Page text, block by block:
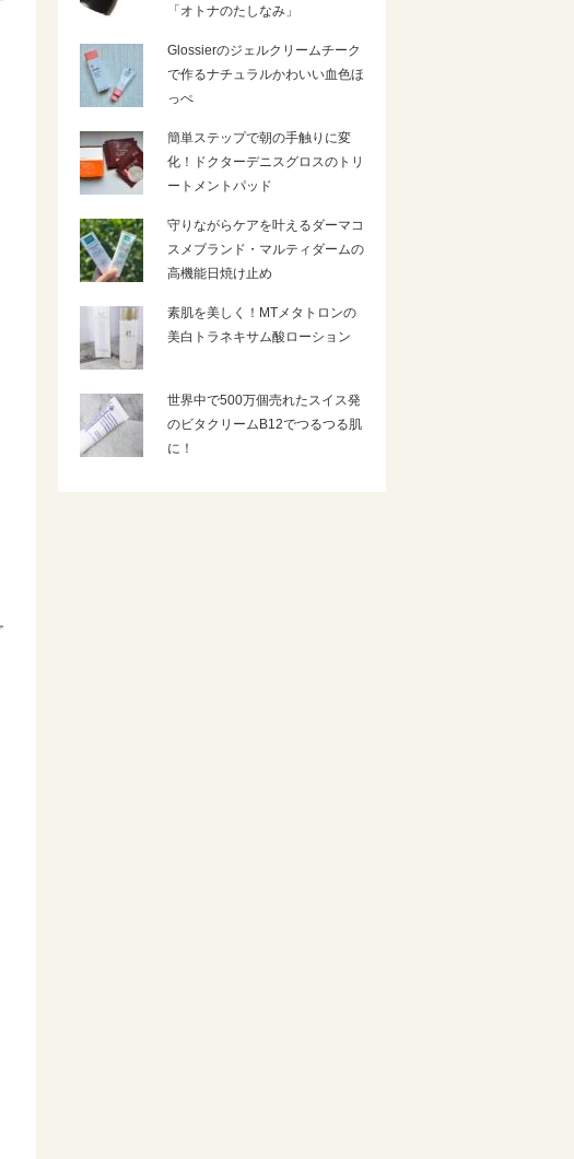
「オトナのたしなみ」
Glossierのジェルクリームチーク
で作るナチュラルかわいい血色ほ
っぺ
簡単ステップで朝の手触りに変
化！ドクターデニスグロスのトリ
ートメントパッド
守りながらケアを叶えるダーマコ
スメブランド・マルティダームの
高機能日焼け止め
素肌を美しく！MTメタトロンの
美白トラネキサム酸ローション
世界中で500万個売れたスイス発
のビタクリームB12でつるつる肌
に！